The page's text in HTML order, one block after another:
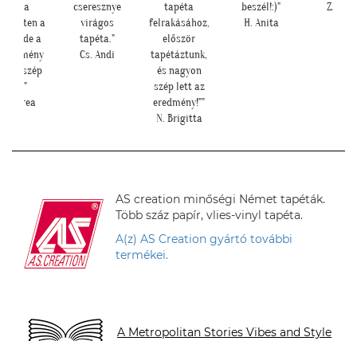
cseresznye
virágos
tapéta."
Cs. Andi
tapéta
felrakásához,
először
tapétáztunk,
beszél!:)"
H. Anita
Z. Anita
AS creation minőségi Német tapéták.
Több száz papír, vlies-vinyl tapéta.
A(z) AS Creation gyártó további
termékei.
A Metropolitan Stories Vibes and Style